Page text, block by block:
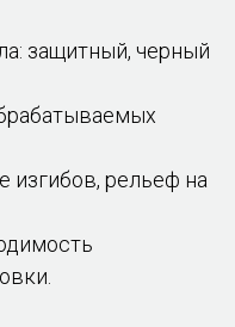
защитный, черный
изгибов, рельеф на